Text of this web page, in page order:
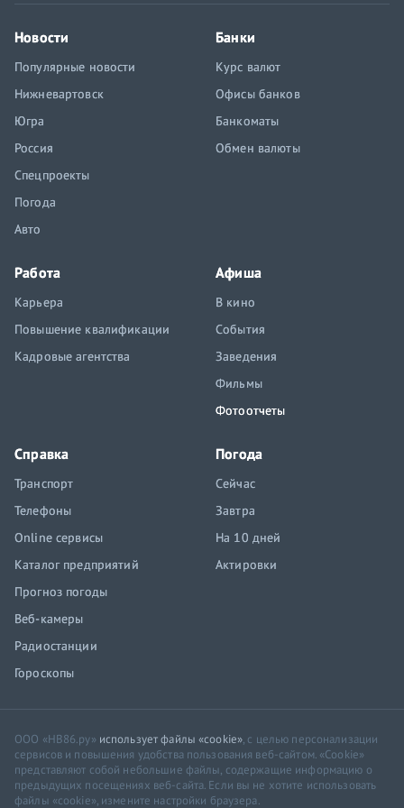
Новости
Популярные новости
Нижневартовск
Югра
Россия
Спецпроекты
Погода
Авто
Банки
Курс валют
Офисы банков
Банкоматы
Обмен валюты
Работа
Карьера
Повышение квалификации
Кадровые агентства
Афиша
В кино
События
Заведения
Фильмы
Фотоотчеты
Справка
Транспорт
Телефоны
Online сервисы
Каталог предприятий
Прогноз погоды
Веб-камеры
Радиостанции
Гороскопы
Погода
Сейчас
Завтра
На 10 дней
Актировки
ООО «НВ86.ру» использует файлы «cookie», с целью персонализации
сервисов и повышения удобства пользования веб-сайтом. «Cookie»
представляют собой небольшие файлы, содержащие информацию о
предыдущих посещениях веб-сайта. Если вы не хотите использовать
файлы «cookie», измените настройки браузера.